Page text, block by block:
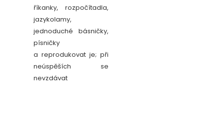
říkanky, rozpočítadla,
jazykolamy,
jednoduché básničky,
písničky
a reprodukovat je; při
neúspěších se
nevzdávat